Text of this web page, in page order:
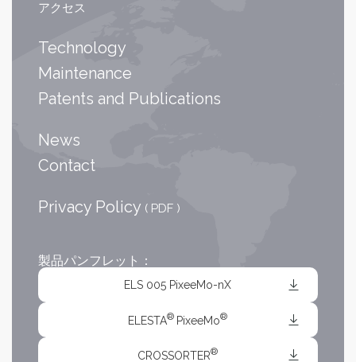
Technology
Maintenance
Patents and Publications
アクセス
News
Contact
Privacy Policy ( PDF )
製品パンフレット：
ELS 005 PixeeMo-nX
ELESTA® PixeeMo®
CROSSORTER®